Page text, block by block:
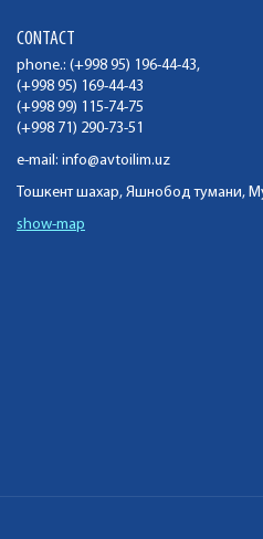
CONTACT
phone.: (+998 95) 196-44-43,
(+998 95) 169-44-43
(+998 99) 115-74-75
(+998 71) 290-73-51
e-mail: info@avtoilim.uz
Тошкент шахар, Яшнобод тумани,
show-map